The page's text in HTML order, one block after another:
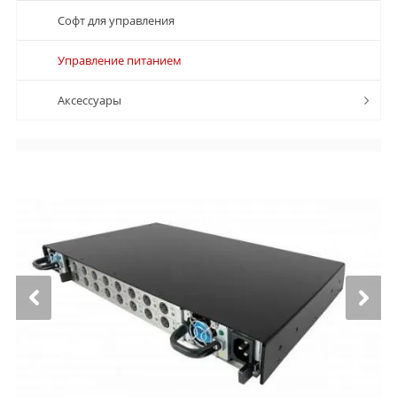
Софт для управления
Управление питанием
Аксессуары